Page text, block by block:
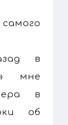
в
мне
в
об